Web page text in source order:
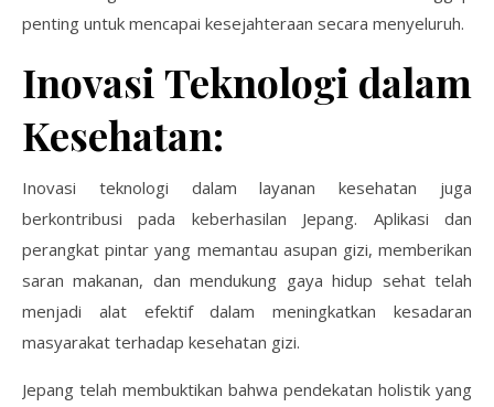
penting untuk mencapai kesejahteraan secara menyeluruh.
Inovasi Teknologi dalam
Kesehatan:
Inovasi teknologi dalam layanan kesehatan juga
berkontribusi pada keberhasilan Jepang. Aplikasi dan
perangkat pintar yang memantau asupan gizi, memberikan
saran makanan, dan mendukung gaya hidup sehat telah
menjadi alat efektif dalam meningkatkan kesadaran
masyarakat terhadap kesehatan gizi.
Jepang telah membuktikan bahwa pendekatan holistik yang